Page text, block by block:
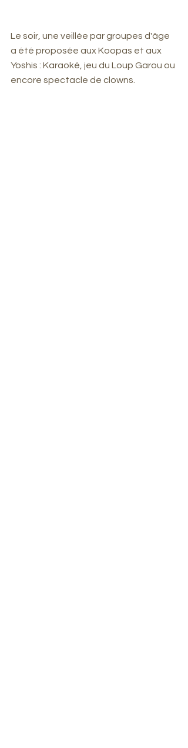
Le soir, une veillée par groupes d'âge
a été proposée aux Koopas et aux
Yoshis : Karaoké, jeu du Loup Garou ou
encore spectacle de clowns.